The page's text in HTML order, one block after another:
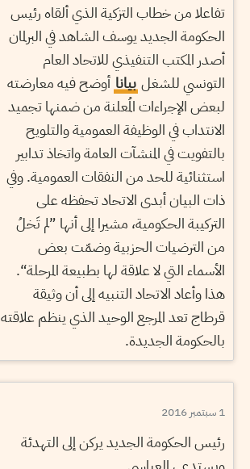
تفاعلا من خطاب التزكية الذي ألقاه رئيس
الحكومة الجديد يوسف الشاهد في البرلمان
أصدر المكتب التنفيذي للاتحاد العام
التونسي للشغل بيانا أوضح فيه معارضته
لبعض الإجراءات المُعلنة من ضمنها تجميد
الانتداب في الوظيفة العمومية والتلويح
بالتفويت في المنشآت العامة واتخاذ تدابير
استثنائية للحد من النفقات العمومية. وفي
ذات البيان أبدى الاتحاد تحفظه على
التركيبة الحكومية، مشيرا إلى أنها ”لم تَخلُ
من الترضيات الحزبية وضمّت بعض
الأسماء التي لا علاقة لها بطبيعة المرحلة“.
هذا وأعاد الاتحاد التنبيه إلى أن وثيقة
قرطاج تعد المرجع الوحيد الذي ينظم علاقته
بالحكومة الجديدة.
1 سبتمبر 2016
رئيس الحكومة الجديد يركن إلى التهدئة